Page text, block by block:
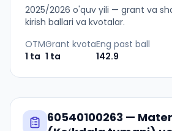
2025/2026 o'quv yili — grant va
kirish ballari va kvotalar.
OTM
1 ta
Grant kvota
1 ta
Eng past ball
142.9
60540100263 —